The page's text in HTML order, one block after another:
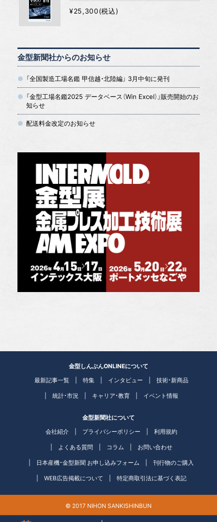
¥25,300(税込)
金型新聞社からのお知らせ
「全国製造工場名鑑 甲信越・北陸編」 3月中旬に発刊
「金型工場名鑑2025 データベース（Win Excel）」販売開始のお
知らせ
配送料金改定のお知らせ
金型しんぶんONLINEについて
最新記事一覧
特集 インタビュー 技術・新商品
統計・市況 キャリア・教育 イベント情報
金型新聞社について
会社紹介
プライバシーポリシー 利用規約
よくある質問 コラム お問い合わせ
日本産機・金型新聞 お申し込みフォーム 刊行物のご購入
WEB広告掲載について 特定商取引法に基づく表記
© 2017 NIHON SANKISHINBUN